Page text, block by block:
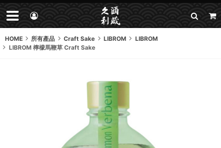
HOME 所有產品 Craft Sake LIBROM
LIBROM
LIBROM 檸檬馬鞭草 Craft Sake